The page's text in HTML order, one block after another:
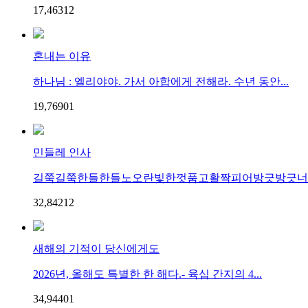
17,46312
혼내는 이유
하나님 : 엘리야야. 가서 아합에게 전해라. 수년 동안...
19,76901
민들레 인사
길쭉길쭉한들한들노오란빛한껏품고활짝피어방긋방긋
32,84212
새해의 기적이 당신에게도
2026년, 올해도 특별한 한 해다.- 육십 간지의 4...
34,94401